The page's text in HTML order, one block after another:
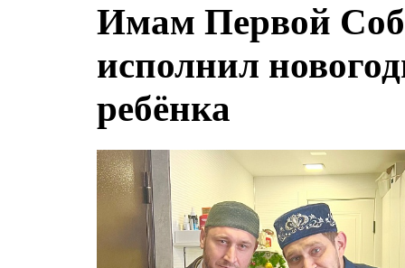
Имам Первой
исполнил
ребёнка